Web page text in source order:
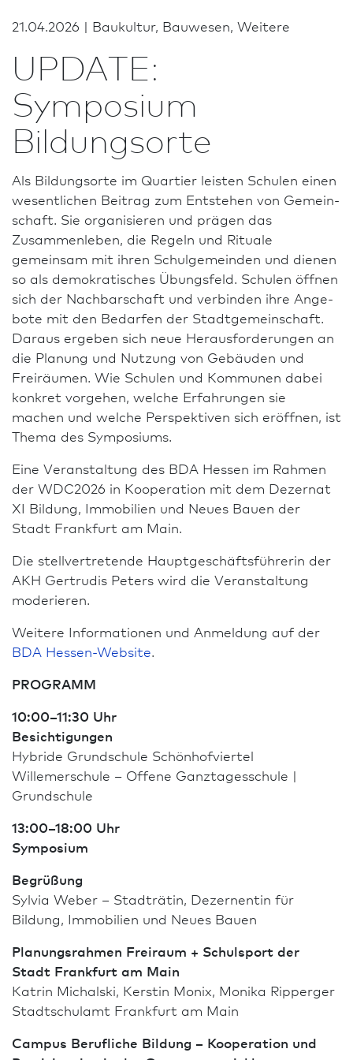
21.04.2026 | Bau­kultur, Bauwesen, Weitere
UPDATE:
Symposium
Bildungsorte
Als Bildungsorte im Quar­tier leisten Schulen einen
wesentlichen Beitrag zum Entstehen von Gemein­
schaft. Sie organisieren und prägen das
Zusammenleben, die Regeln und Rituale
gemeinsam mit ihren Schulgemeinden und dienen
so als demokratisches Übungsfeld. Schulen öffnen
sich der Nachbarschaft und verbinden ihre An­ge­
bote mit den Bedarfen der Stadtgemeinschaft.
Daraus ergeben sich neue Heraus­forderungen an
die Planung und Nutzung von Gebäuden und
Freiräumen. Wie Schulen und Kommunen dabei
konkret vorgehen, welche Erfahrungen sie
machen und welche Perspektiven sich eröffnen, ist
Thema des Symposiums.
Eine Veranstaltung des BDA Hessen im Rahmen
der WDC2026 in Kooperation mit dem Dezernat
XI Bildung, Immobilien und Neues Bauen der
Stadt Frank­furt am Main.
Die stellvertretende Haupt­geschäfts­führerin der
AKH Gertrudis Peters wird die Veranstaltung
moderieren.
Weitere In­for­ma­tio­nen und Anmeldung auf der
BDA Hessen-Website.
PROGRAMM
10:00–11:30 Uhr
Besichtigungen
Hybride Grund­schule Schönhofviertel
Willemerschule – Offene Ganztagesschule |
Grund­schule
13:00–18:00 Uhr
Symposium
Begrüßung
Sylvia Weber – Stadträtin, Dezernentin für
Bildung, Immobilien und Neues Bauen
Planungsrahmen Freiraum + Schulsport der
Stadt Frank­furt am Main
Katrin Michalski, Kerstin Monix, Monika Ripperger
Stadtschulamt Frank­furt am Main
Campus Berufliche Bildung – Kooperation und